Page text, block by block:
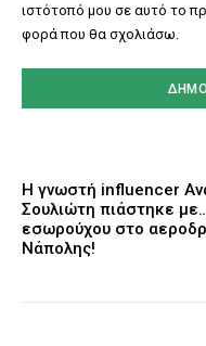
ιστότοπό μου σε αυτό το
φορά που θα σχολιάσω.
Η γνωστή influencer
Σουλιώτη πιάστηκε
εσωρούχου στο
Νάπολης!